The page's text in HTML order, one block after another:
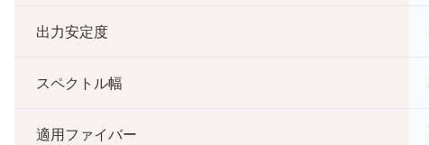
出力安定度
スペクトル幅
適用ファイバー